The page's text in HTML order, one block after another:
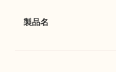
製品名